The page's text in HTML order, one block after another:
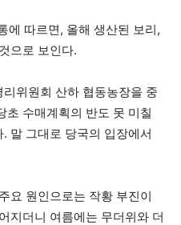
에 따르면, 올해 생산된 보리,
으로 보인다.
위원회 산하 협동농장을 중
초 수매계획의 반도 못 미칠
말 그대로 당국의 입장에서
요 원인으로는 작황 부진이
지더니 여름에는 무더위와 더